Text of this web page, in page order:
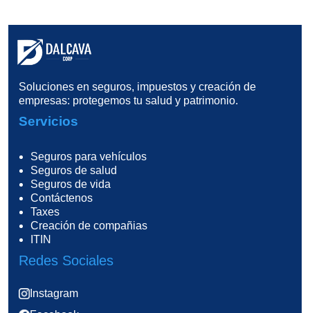
Soluciones en seguros, impuestos y creación de
empresas: protegemos tu salud y patrimonio.
Servicios
Seguros para vehículos
Seguros de salud
Seguros de vida
Contáctenos
Taxes
Creación de compañias
ITIN
Redes Sociales
Instagram